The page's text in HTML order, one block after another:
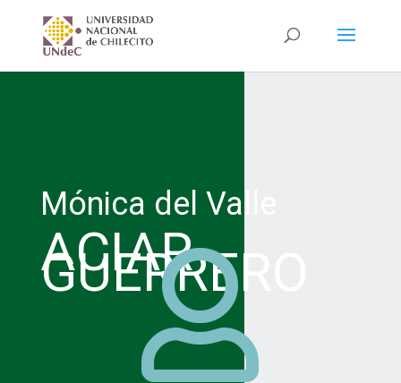
Mónica del Valle
ACIAR
GUERRERO
